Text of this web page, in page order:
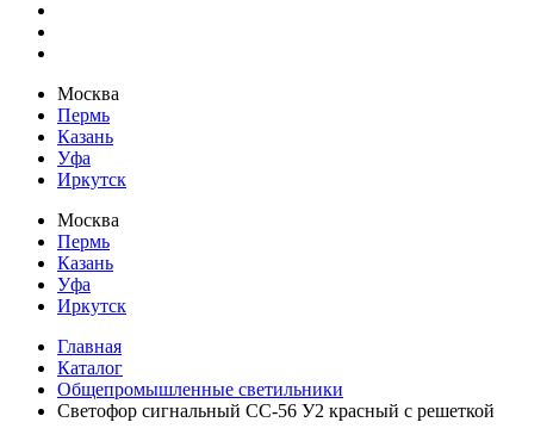
Москва
Пермь
Казань
Уфа
Иркутск
Москва
Пермь
Казань
Уфа
Иркутск
Главная
Каталог
Общепромышленные светильники
Светофор сигнальный СС-56 У2 красный с решеткой